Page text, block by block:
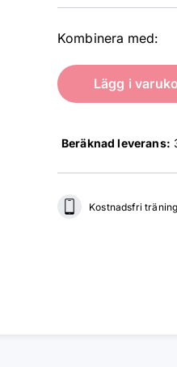
Kombinera med:
Lägg i
Beräknad leverans:
Kostnadsfri